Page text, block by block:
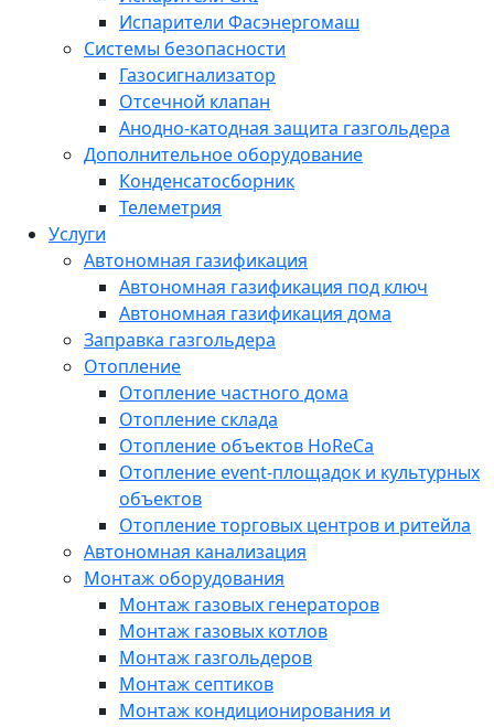
Испарители Фасэнергомаш
Системы безопасности
Газосигнализатор
Отсечной клапан
Анодно-катодная защита газгольдера
Дополнительное оборудование
Конденсатосборник
Телеметрия
Услуги
Автономная газификация
Автономная газификация под ключ
Автономная газификация дома
Заправка газгольдера
Отопление
Отопление частного дома
Отопление склада
Отопление объектов HoReCa
Отопление event-площадок и культурных
объектов
Отопление торговых центров и ритейла
Автономная канализация
Монтаж оборудования
Монтаж газовых генераторов
Монтаж газовых котлов
Монтаж газгольдеров
Монтаж септиков
Монтаж кондиционирования и